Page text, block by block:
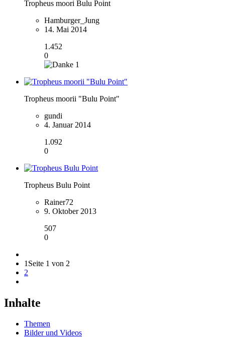
Tropheus moori Bulu Point
Hamburger_Jung
14. Mai 2014
1.452
0
1
Tropheus moorii "Bulu Point"
gundi
4. Januar 2014
1.092
0
Tropheus Bulu Point
Rainer72
9. Oktober 2013
507
0
1 Seite 1 von 2
2
Inhalte
Themen
Bilder und Videos